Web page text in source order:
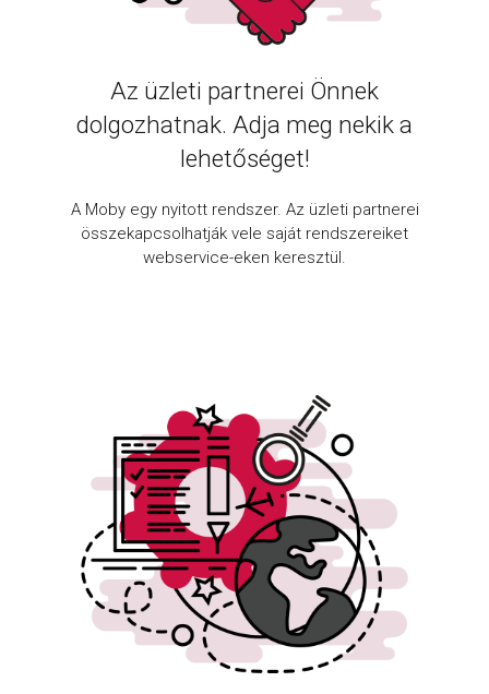
Az üzleti partnerei Önnek
dolgozhatnak. Adja meg nekik a
lehetőséget!
A Moby egy nyitott rendszer. Az üzleti partnerei
összekapcsolhatják vele saját rendszereiket
webservice-eken keresztül.